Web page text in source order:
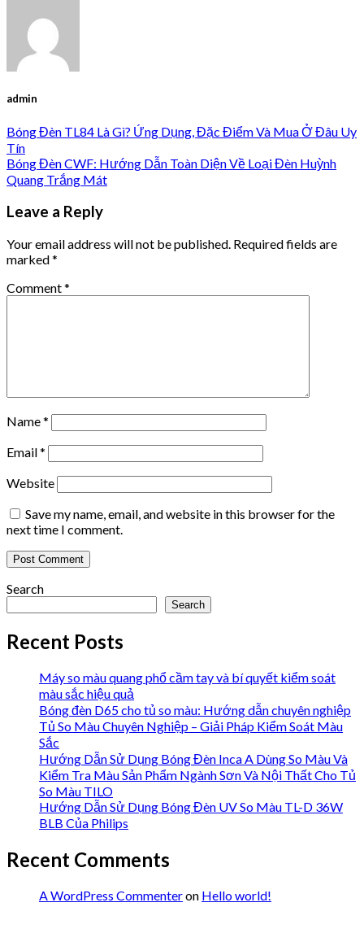
admin
Bóng Đèn TL84 Là Gì? Ứng Dụng, Đặc Điểm Và Mua Ở Đâu Uy
Tín
Bóng Đèn CWF: Hướng Dẫn Toàn Diện Về Loại Đèn Huỳnh
Quang Trắng Mát
Leave a Reply
Your email address will not be published. Required fields are
marked*
Comment*
Name*
Email*
Website
Save my name, email, and website in this browser for the
next time I comment.
Search
Search
Recent Posts
Máy so màu quang phổ cầm tay và bí quyết kiểm soát
màu sắc hiệu quả
Bóng đèn D65 cho tủ so màu: Hướng dẫn chuyên nghiệp
Tủ So Màu Chuyên Nghiệp – Giải Pháp Kiểm Soát Màu
Sắc
Hướng Dẫn Sử Dụng Bóng Đèn Inca A Dùng So Màu Và
Kiểm Tra Màu Sản Phẩm Ngành Sơn Và Nội Thất Cho Tủ
So Màu TILO
Hướng Dẫn Sử Dụng Bóng Đèn UV So Màu TL-D 36W
BLB Của Philips
Recent Comments
A WordPress Commenteron Hello world!